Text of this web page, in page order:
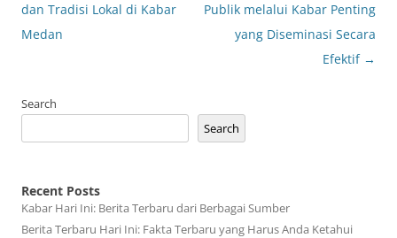
navigation
dan Tradisi Lokal di Kabar
Medan
Publik melalui Kabar Penting
yang Diseminasi Secara
Efektif →
Search
Search
Recent Posts
Kabar Hari Ini: Berita Terbaru dari Berbagai Sumber
Berita Terbaru Hari Ini: Fakta Terbaru yang Harus Anda Ketahui